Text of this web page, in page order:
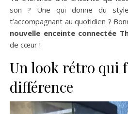
son ? Une qui donne du
t’accompagnant au quotidien ?
nouvelle enceinte connectée
de cœur !
Un look rétro qui
différence